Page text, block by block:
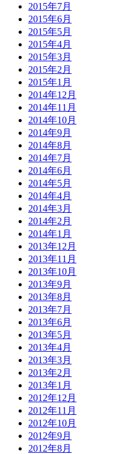
2015年7月
2015年6月
2015年5月
2015年4月
2015年3月
2015年2月
2015年1月
2014年12月
2014年11月
2014年10月
2014年9月
2014年8月
2014年7月
2014年6月
2014年5月
2014年4月
2014年3月
2014年2月
2014年1月
2013年12月
2013年11月
2013年10月
2013年9月
2013年8月
2013年7月
2013年6月
2013年5月
2013年4月
2013年3月
2013年2月
2013年1月
2012年12月
2012年11月
2012年10月
2012年9月
2012年8月